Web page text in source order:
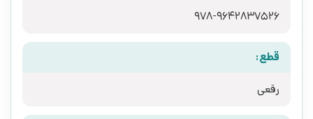
978-9642837526
قطع:
رقعی